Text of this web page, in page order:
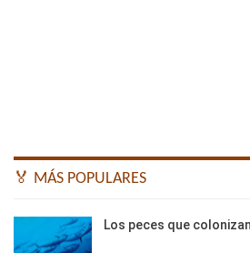
🏅 MÁS POPULARES
Los peces que